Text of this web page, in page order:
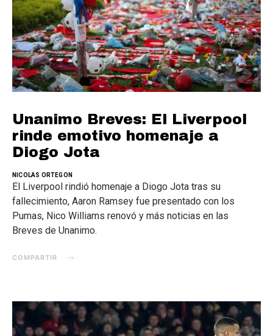
Unanimo Breves: El Liverpool
rinde emotivo homenaje a
Diogo Jota
NICOLAS ORTEGON
El Liverpool rindió homenaje a Diogo Jota tras su
fallecimiento, Aaron Ramsey fue presentado con los
Pumas, Nico Williams renovó y más noticias en las
Breves de Unanimo.
COMPARTIR